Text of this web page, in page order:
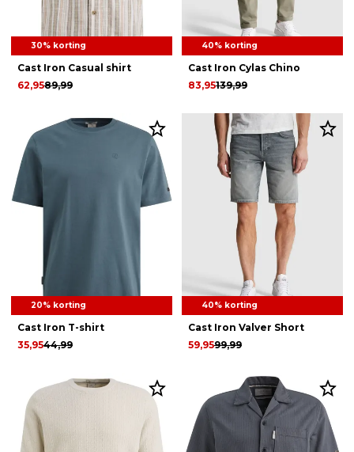
30% korting
Cast Iron Casual shirt
89,99
62,95
40% korting
Cast Iron Cylas Chino
139,99
83,95
20% korting
Cast Iron T-shirt
44,99
35,95
40% korting
Cast Iron Valver Short
99,99
59,95